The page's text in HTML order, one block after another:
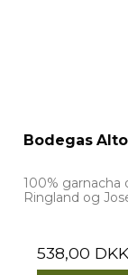
Bodegas
100% garnacha
Ringland og
538,00 DKK